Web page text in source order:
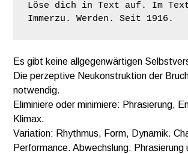
Löse dich in Text auf. Im
Es gibt keine allgegenwärtigen
Die perzeptive Neukonstruktion der
notwendig.
Eliminiere oder minimiere: Phrasierung,
Klimax.
Variation: Rhythmus, Form, Dynamik.
Performance. Abwechslung: Phrasierung